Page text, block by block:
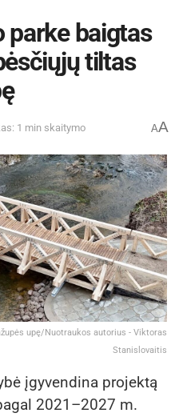
parke baigtas
tiltas
1 min skaitymo AA
upę/Nuotraukos autorius - Viktoras
Stanislovaitis
įgyvendina projektą
2021–2027 m.